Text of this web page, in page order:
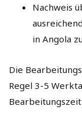
Nachweis
in Angola
Die
Regel 3-5